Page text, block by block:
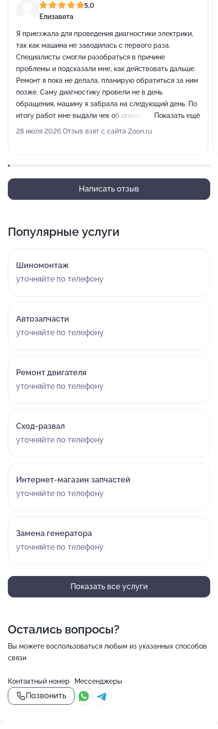
5,0
Елизавета
Я приезжала для проведения диагностики электрики,
так как машина не заводилась с первого раза.
Специалисты смогли разобраться в причине
проблемы и подсказали мне, как действовать дальше.
Ремонт я пока не делала, планирую обратиться за ним
позже. Саму диагностику провели не в день
обращения, машину я забрала на следующий день. По
итогу работ мне выдали чек об оплате, качественно
проконсультировали.
Показать ещё
28 июля 2026 Отзыв взят с сайта Zoon.ru
Написать отзыв
Популярные услуги
Шиномонтаж
уточняйте по телефону
Автозапчасти
уточняйте по телефону
Ремонт двигателя
уточняйте по телефону
Сход-развал
уточняйте по телефону
Интернет-магазин запчастей
уточняйте по телефону
Замена генератора
уточняйте по телефону
Показать все услуги
Остались вопросы?
Вы можете воспользоваться любым из указанных способов
связи
Контактный номер
Позвонить
Мессенджеры